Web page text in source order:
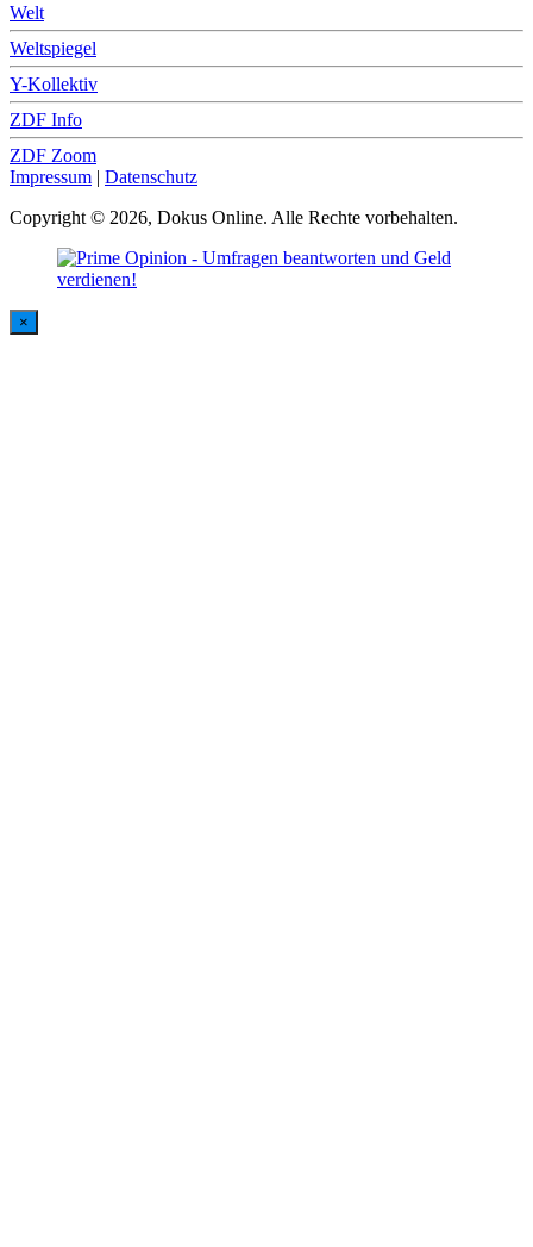
Welt
Weltspiegel
Y-Kollektiv
ZDF Info
ZDF Zoom
Impressum | Datenschutz
Copyright © 2026, Dokus Online. Alle Rechte vorbehalten.
×